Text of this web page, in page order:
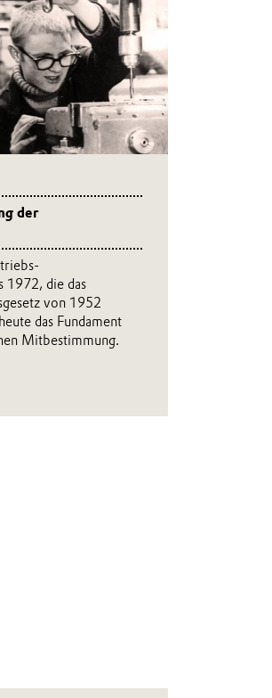
der
1972, die das
von 1952
das Fundament
Mitbestimmung.